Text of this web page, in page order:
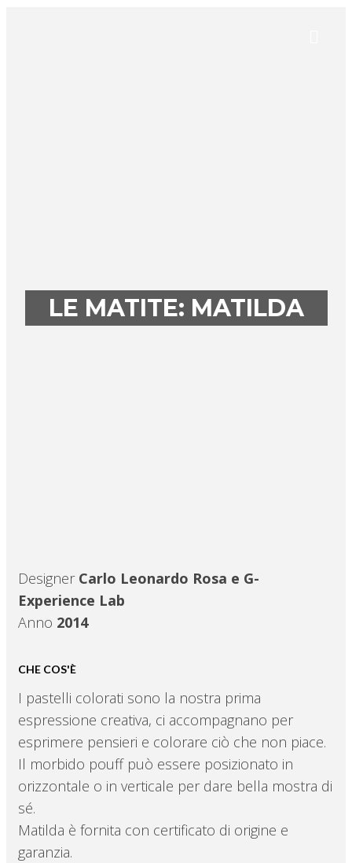
LE MATITE: MATILDA
Designer Carlo Leonardo Rosa e G-
Experience Lab
Anno 2014
CHE COS'È
I pastelli colorati sono la nostra prima
espressione creativa, ci accompagnano per
esprimere pensieri e colorare ciò che non piace.
Il morbido pouff può essere posizionato in
orizzontale o in verticale per dare bella mostra di
sé.
Matilda è fornita con certificato di origine e
garanzia.